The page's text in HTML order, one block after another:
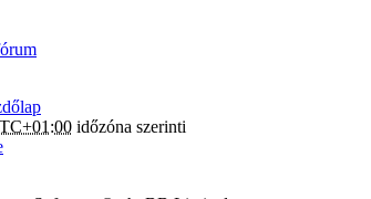
időzóna szerinti